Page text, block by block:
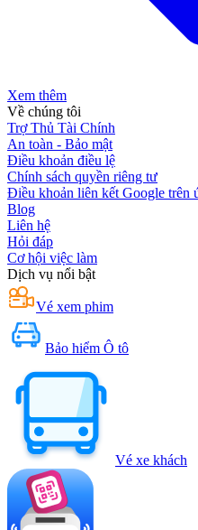
Xem thêm
Về chúng tôi
Trợ Thủ Tài Chính
An toàn - Bảo mật
Điều khoản điều lệ
Chính sách quyền riêng tư
Điều khoản liên kết Google trên
Blog
Liên hệ
Hỏi đáp
Cơ hội việc làm
Dịch vụ nổi bật
Vé xem phim
Bảo hiểm Ô tô
Vé xe khách